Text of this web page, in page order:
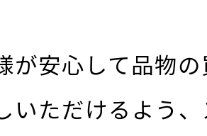
が安心して品物
いただけるよう